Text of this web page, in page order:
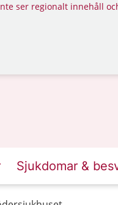
ser regionalt innehåll
Sjukdomar &